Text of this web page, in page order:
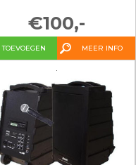
€100,-
TOEVOEGEN MEER INFO